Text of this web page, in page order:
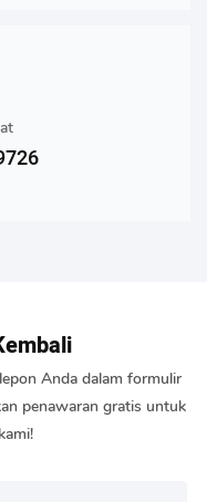
Anda dalam formulir
penawaran gratis untuk